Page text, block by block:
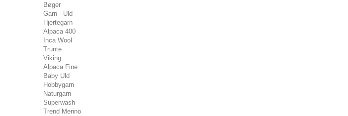
Bøger
Garn - Uld
Hjertegarn
Alpaca 400
Inca Wool
Trunte
Viking
Alpaca Fine
Baby Uld
Hobbygarn
Naturgarn
Superwash
Trend Merino